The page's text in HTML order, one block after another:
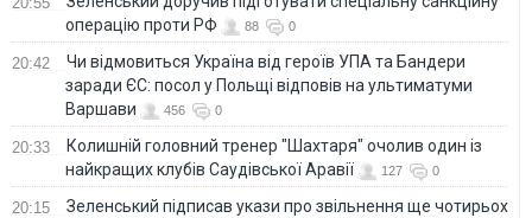
операцію проти РФ
88 0
20:42
Чи відмовиться Україна від героїв УПА та Бандери
заради ЄС: посол у Польщі відповів на ультиматуми
Варшави
456 0
20:33
Колишній головний тренер "Шахтаря" очолив один із
найкращих клубів Саудівської Аравії
127 0
20:15
Зеленський підписав укази про звільнення ще чотирьох